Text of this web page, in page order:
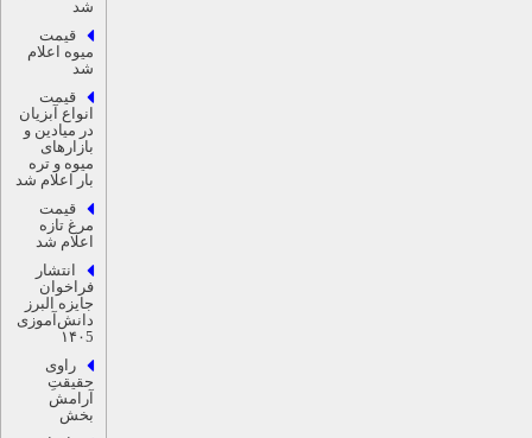
قیمت
میوه اعلام
قیمت
انواع آبزیان
در میادین و
بازارهای
میوه و تره
بار اعلام شد
قیمت
مرغ تازه
اعلام شد
انتشار
فراخوان
جایزه البرز
دانش‌آموزی
۱۴۰5
راوی
حقیقتِ
آرامش
‌بخش